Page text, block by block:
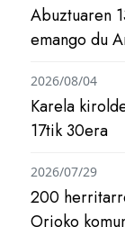
Abuztuaren
emango du
Karela
17tik 30era
2026/08/04
200
Orioko
2026/07/29